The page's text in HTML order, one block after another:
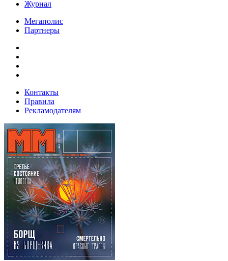
Журнал
Мегаполис
Партнеры
Контакты
Правила
Рекламодателям